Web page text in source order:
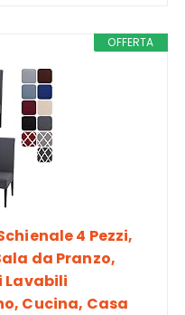
OFFERTA
4 Pezzi,
da Pranzo,
Lavabili
Cucina, Casa